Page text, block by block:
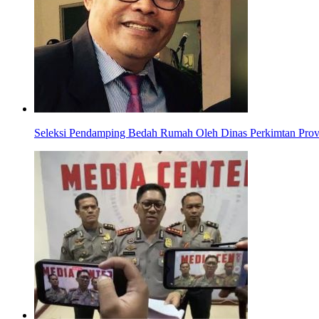
Seleksi Pendamping Bedah Rumah Oleh Dinas Perkimtan